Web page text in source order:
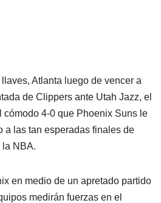
Atlanta luego de vencer a
de Clippers ante Utah Jazz, el
cómodo 4-0 que Phoenix Suns le
a las tan esperadas finales de
la NBA.
en medio de un apretado partido
medirán fuerzas en el